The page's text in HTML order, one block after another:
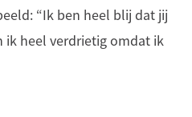
“Ik ben heel blij dat jij
ik heel verdrietig omdat ik